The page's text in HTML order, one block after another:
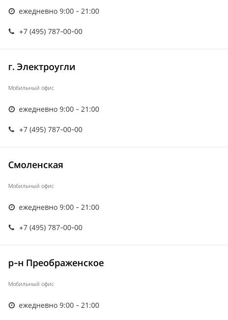
ежедневно 9:00 - 21:00
+7 (495) 787-00-00
г. Электроугли
Мобильный офис
ежедневно 9:00 - 21:00
+7 (495) 787-00-00
Смоленская
Мобильный офис
ежедневно 9:00 - 21:00
+7 (495) 787-00-00
р-н Преображенское
Мобильный офис
ежедневно 9:00 - 21:00